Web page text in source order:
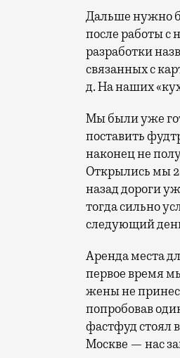
Дальше нужно
после работы с
разработки
связанных с
д. На наших
Мы были уже
поставить
наконец не
Открылись мы
назад дороги
тогда сильно
следующий
Аренда места
первое время
жены не
попробовав
фастфуд стоял
Москве — нас